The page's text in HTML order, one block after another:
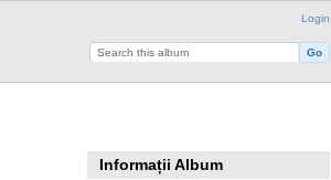
Login
Informații Album